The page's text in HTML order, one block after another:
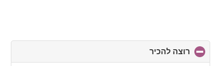
רוצה להכיר
to